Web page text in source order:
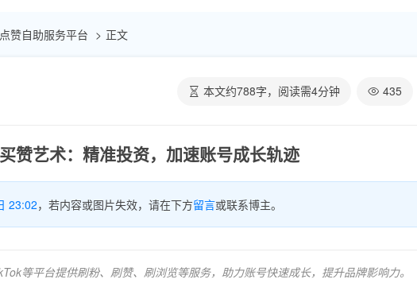
赞自助服务平台 正文
本文约788字，阅读需4分钟 435
赞艺术：精准投资，加速账号成长轨迹
23:02，若内容或图片失效，请在下方留言或联系博主。
等平台提供刷粉、刷赞、刷浏览等服务，助力账号快速成长，提升品牌影响力。